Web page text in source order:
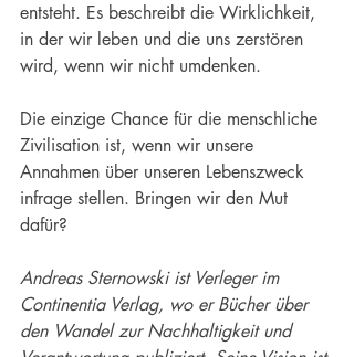
entsteht. Es beschreibt die Wirklichkeit,
in der wir leben und die uns zerstören
wird, wenn wir nicht umdenken.
Die einzige Chance für die menschliche
Zivilisation ist, wenn wir unsere
Annahmen über unseren Lebenszweck
infrage stellen. Bringen wir den Mut
dafür?
Andreas Sternowski ist Verleger im
Continentia Verlag, wo er Bücher über
den Wandel zur Nachhaltigkeit und